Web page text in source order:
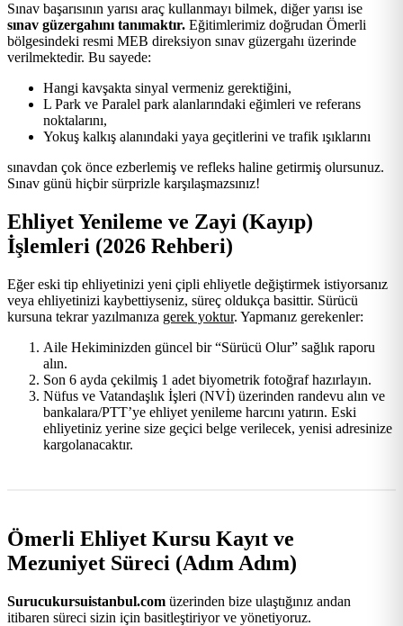
Sınav başarısının yarısı araç kullanmayı bilmek, diğer yarısı ise
sınav güzergahını tanımaktır. Eğitimlerimiz doğrudan Ömerli
bölgesindeki resmi MEB direksiyon sınav güzergahı üzerinde
verilmektedir. Bu sayede:
Hangi kavşakta sinyal vermeniz gerektiğini,
L Park ve Paralel park alanlarındaki eğimleri ve referans
noktalarını,
Yokuş kalkış alanındaki yaya geçitlerini ve trafik ışıklarını
sınavdan çok önce ezberlemiş ve refleks haline getirmiş olursunuz.
Sınav günü hiçbir sürprizle karşılaşmazsınız!
Ehliyet Yenileme ve Zayi (Kayıp)
İşlemleri (2026 Rehberi)
Eğer eski tip ehliyetinizi yeni çipli ehliyetle değiştirmek istiyorsanız
veya ehliyetinizi kaybettiyseniz, süreç oldukça basittir. Sürücü
kursuna tekrar yazılmanıza gerek yoktur. Yapmanız gerekenler:
Aile Hekiminizden güncel bir “Sürücü Olur” sağlık raporu
alın.
Son 6 ayda çekilmiş 1 adet biyometrik fotoğraf hazırlayın.
Nüfus ve Vatandaşlık İşleri (NVİ) üzerinden randevu alın ve
bankalara/PTT’ye ehliyet yenileme harcını yatırın. Eski
ehliyetiniz yerine size geçici belge verilecek, yenisi adresinize
kargolanacaktır.
Ömerli Ehliyet Kursu Kayıt ve
Mezuniyet Süreci (Adım Adım)
Surucukursuistanbul.com üzerinden bize ulaştığınız andan
itibaren süreci sizin için basitleştiriyor ve yönetiyoruz.